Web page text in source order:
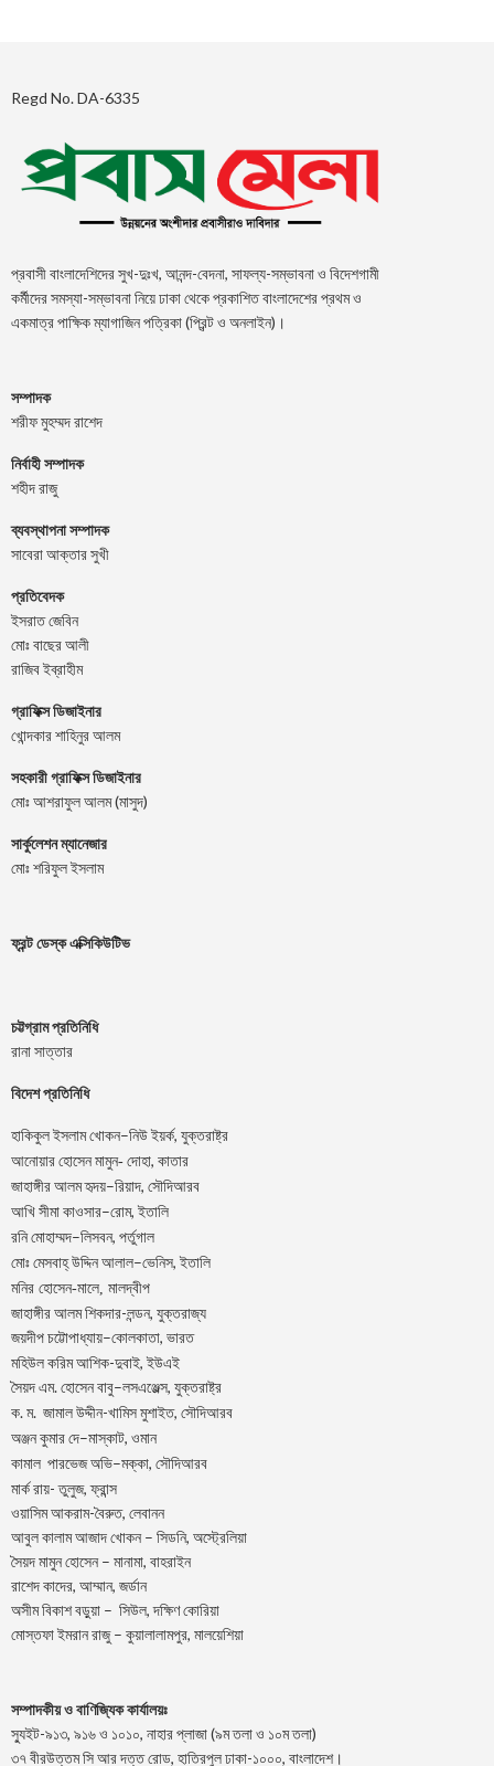
Regd No. DA-6335
প্রবাসী বাংলাদেশিদের সুখ-দুঃখ, আনন্দ-বেদনা, সাফল্য-সম্ভাবনা ও বিদেশগামী
কর্মীদের সমস্যা-সম্ভাবনা নিয়ে ঢাকা থেকে প্রকাশিত বাংলাদেশের প্রথম ও
একমাত্র পাক্ষিক ম্যাগাজিন পত্রিকা (প্রিন্ট ও অনলাইন)।
সম্পাদক
শরীফ মুহম্মদ রাশেদ
নির্বাহী সম্পাদক
শহীদ রাজু
ব্যবস্থাপনা সম্পাদক
সাবেরা আক্তার সুখী
প্রতিবেদক
ইসরাত জেবিন
মোঃ বাছের আলী
রাজিব ইব্রাহীম
গ্রাফিক্স ডিজাইনার
খোন্দকার শাহিনুর আলম
সহকারী গ্রাফিক্স ডিজাইনার
মোঃ আশরাফুল আলম (মাসুদ)
সার্কুলেশন ম্যানেজার
মোঃ শরিফুল ইসলাম
ফ্রন্ট ডেস্ক এক্সিকিউটিভ
চট্টগ্রাম প্রতিনিধি
রানা সাত্তার
বিদেশ প্রতিনিধি
হাকিকুল ইসলাম খোকন–নিউ ইয়র্ক, যুক্তরাষ্ট্র
আনোয়ার হোসেন মামুন- দোহা, কাতার
জাহাঙ্গীর আলম হৃদয়–রিয়াদ, সৌদিআরব
আখি সীমা কাওসার–রোম,ইতালি
রনি মোহাম্মদ–লিসবন, পর্তুগাল
মোঃ মেসবাহ্ উদ্দিন আলাল–ভেনিস,ইতালি
মনির হোসেন-মালে, মালদ্বীপ
জাহাঙ্গীর আলম শিকদার-লন্ডন, যুক্তরাজ্য
জয়দীপ চট্টোপাধ্যায়–কোলকাতা, ভারত
মহিউল করিম আশিক-দুবাই, ইউএই
সৈয়দ এম. হোসেন বাবু–লসএঞ্জেল্স, যুক্তরাষ্ট্র
ক. ম. জামাল উদ্দীন-খামিস মুশাইত, সৌদিআরব
অঞ্জন কুমার দে–মাস্কাট, ওমান
কামাল পারভেজ অভি–মক্কা, সৌদিআরব
মার্ক রায়- তুলুজ, ফ্রান্স
ওয়াসিম আকরাম-বৈরুত, লেবানন
আবুল কালাম আজাদ খোকন – সিডনি, অস্ট্রেলিয়া
সৈয়দ মামুন হোসেন – মানামা, বাহরাইন
রাশেদ কাদের, আম্মান, জর্ডান
অসীম বিকাশ বড়ুয়া – সিউল, দক্ষিণ কোরিয়া
মোস্তফা ইমরান রাজু – কুয়ালালামপুর, মালয়েশিয়া
সম্পাদকীয় ও বাণিজ্যিক কার্যালয়ঃ
স্যুইট-৯১৩, ৯১৬ ও ১০১০, নাহার প্লাজা (৯ম তলা ও ১০ম তলা)
৩৭ বীরউত্তম সি আর দত্ত রোড, হাতিরপুল ঢাকা-১০০০, বাংলাদেশ।